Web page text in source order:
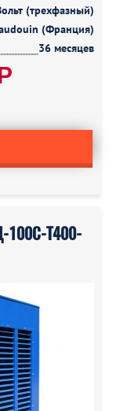
(трехфазный)
(Франция)
36 месяцев
100С-Т400-